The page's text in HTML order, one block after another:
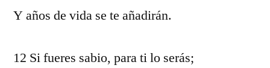
Y años de vida se te añadirán.
12 Si fueres sabio, para ti lo serás;